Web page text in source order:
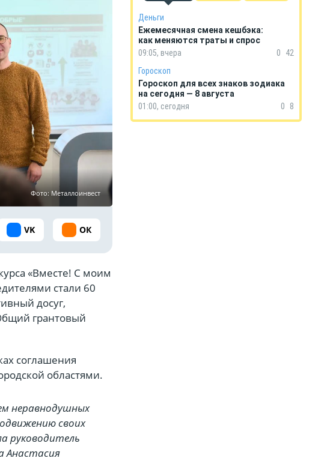
Фото: Металлоинвест
VK ОК
«Вместе! С моим
стали 60
досуг,
грантовый
соглашения
областями.
неравнодушных
своих
руководитель
Анастасия
Деньги
Ежемесячная смена кешбэка:
как меняются траты и спрос
09:05, вчера
0
42
Гороскоп
Гороскоп для всех знаков зодиака
на сегодня — 8 августа
01:00, сегодня
0 8